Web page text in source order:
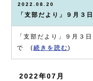
2022.08.20
「支部だより」９月３
「支部だより」９月３
で ( 続きを読む )
2022年07月